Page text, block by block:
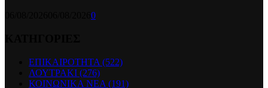
0
ΕΠΙΚΑΙΡΟΤΗΤΑ (522)
ΛΟΥΤΡΑΚΙ (276)
ΚΟΙΝΩΝΙΚΑ ΝΕΑ (191)